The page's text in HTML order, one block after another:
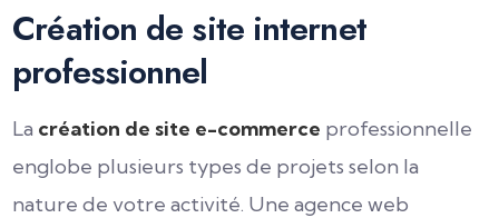
Création de site internet
professionnel
La création de site e-commerce professionnelle
englobe plusieurs types de projets selon la
nature de votre activité. Une agence web